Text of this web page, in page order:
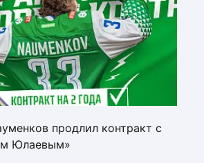
продлил контракт с
Юлаевым»